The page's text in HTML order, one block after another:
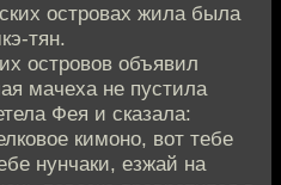
островах жила была
тян.
островов объявил
мачеха не пустила
Фея и сказала:
кимоно, вот тебе
нунчаки, езжай на